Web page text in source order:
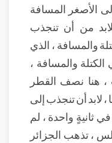
الأصغر المسافة
من أن تنجذب
والمسافة ، الذي
والمسافة ،
، هنا نصف القطر
لابد أن تنجذب إلى
ثانيةٍ واحدة ، لم
، تذهب الجزائر